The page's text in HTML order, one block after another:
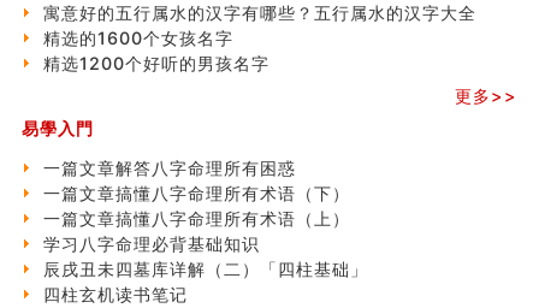
寓意好的五行属水的汉字有哪些？五行属水的汉字大全
精选的1600个女孩名字
精选1200个好听的男孩名字
更多>>
易學入門
一篇文章解答八字命理所有困惑
一篇文章搞懂八字命理所有术语（下）
一篇文章搞懂八字命理所有术语（上）
学习八字命理必背基础知识
辰戌丑未四墓库详解（二）「四柱基础」
四柱玄机读书笔记